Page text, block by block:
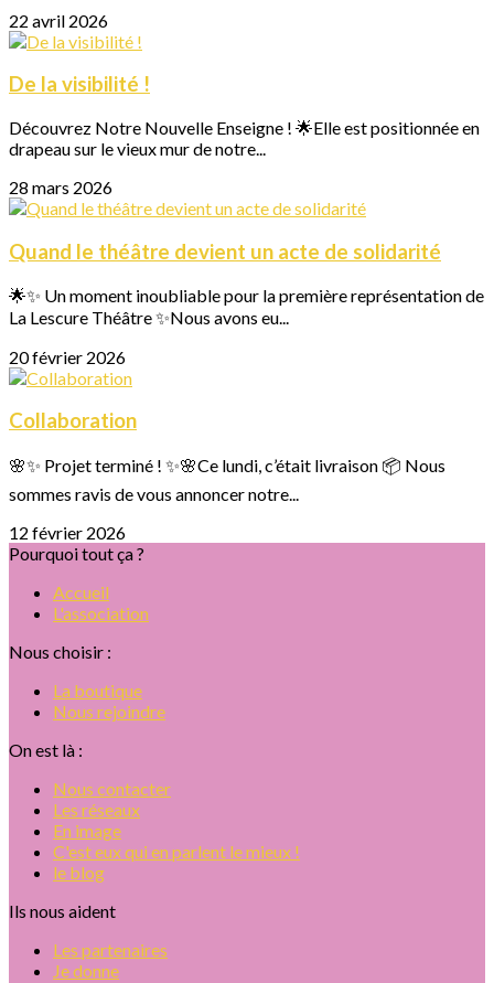
22 avril 2026
De la visibilité !
Découvrez Notre Nouvelle Enseigne ! 🌟Elle est positionnée en
drapeau sur le vieux mur de notre...
28 mars 2026
Quand le théâtre devient un acte de solidarité
🌟✨ Un moment inoubliable pour la première représentation de
La Lescure Théâtre ✨Nous avons eu...
20 février 2026
Collaboration
🌸✨ Projet terminé ! ✨🌸Ce lundi, c’était livraison 📦 Nous
sommes ravis de vous annoncer notre...
12 février 2026
Pourquoi tout ça ?
Accueil
L'association
Nous choisir :
La boutique
Nous rejoindre
On est là :
Nous contacter
Les réseaux
En image
C'est eux qui en parlent le mieux !
le blog
Ils nous aident
Les partenaires
Je donne